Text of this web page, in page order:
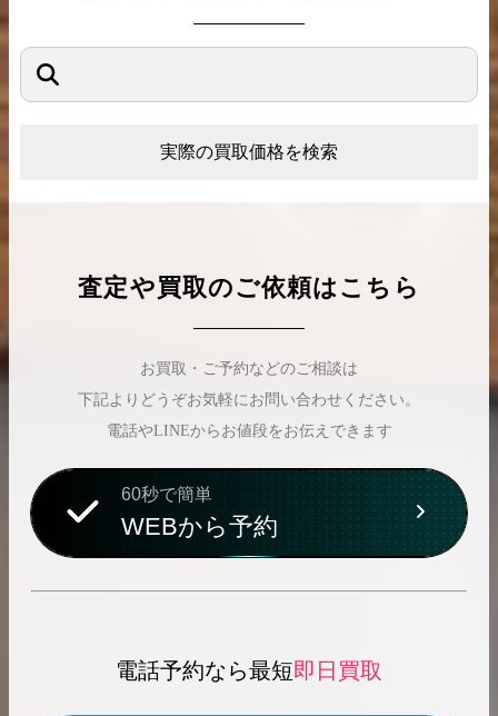
実際の買取価格を検索
査定や買取のご依頼はこちら
お買取・ご予約などのご相談は
下記よりどうぞお気軽にお問い合わせください。
電話やLINEからお値段をお伝えできます
60秒で簡単
WEBから予約
電話予約なら最短即日買取